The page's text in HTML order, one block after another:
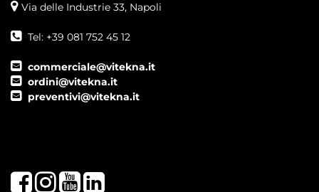
Via delle Industrie 33, Napoli
Tel: +39 081 752 45 12
commerciale@vitekna.it
ordini@vitekna.it
preventivi@vitekna.it
FacebookInstagram
YoutubeLinkedIn